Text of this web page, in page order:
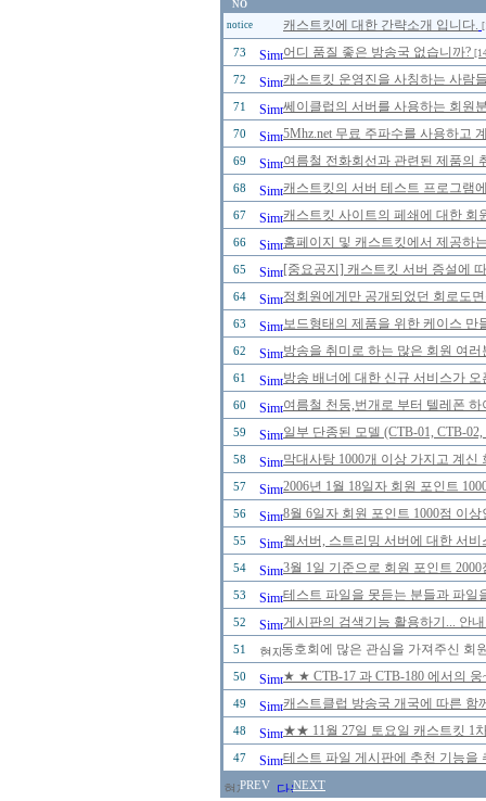
NO
notice
캐스트킷에 대한 간략소개 입니다.
73 어디 품질 좋은 방송국 없습니까?
72 캐스트킷 운영진을 사칭하는 사람
71 쎄이클럽의 서버를 사용하는 회원
70 5Mhz.net 무료 주파수를 사용하고
69 여름철 전화회선과 관련된 제품의
68 캐스트킷의 서버 테스트 프로그램
67 캐스트킷 사이트의 페쇄에 대한
66 홈페이지 및 캐스트킷에서 제공하
65 [중요공지] 캐스트킷 서버 증설에
64 정회원에게만 공개되었던 회로도
63 보드형태의 제품을 위한 케이스 만
62 방송을 취미로 하는 많은 회원 여
61 방송 배너에 대한 신규 서비스가
60 여름철 천둥,번개로 부터 텔레폰
59 일부 단종된 모델 (CTB-01, CTB-
58 막대사탕 1000개 이상 가지고 계
57 2006년 1월 18일자 회원 포인트
56 8월 6일자 회원 포인트 1000점 이
55 웹서버, 스트리밍 서버에 대한 서
54 3월 1일 기준으로 회원 포인트
53 테스트 파일을 못듣는 분들과 파
52 게시판의 검색기능 활용하기... 안
51 동호회에 많은 관심을 가져주신 회
50 ★ ★ CTB-17 과 CTB-180 에서의
49 캐스트클럽 방송국 개국에 따른
48 ★★ 11월 27일 토요일 캐스트킷
47 테스트 파일 게시판에 추천 기능
PREV NEXT